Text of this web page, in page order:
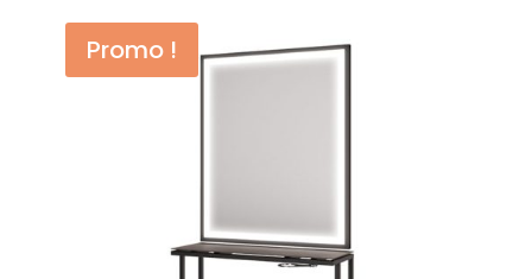
était :
CHF 890.00.CHF 579.00.
Promo !